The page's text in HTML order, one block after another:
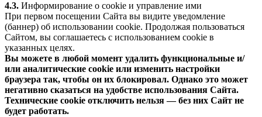
4.3. Информирование о cookie и управление ими
При первом посещении Сайта вы видите уведомление
(баннер) об использовании cookie. Продолжая пользоваться
Сайтом, вы соглашаетесь с использованием cookie в
указанных целях.
Вы можете в любой момент удалить функциональные и/
или аналитические cookie или изменить настройки
браузера так, чтобы он их блокировал. Однако это может
негативно сказаться на удобстве использования Сайта.
Технические cookie отключить нельзя — без них Сайт не
будет работать.